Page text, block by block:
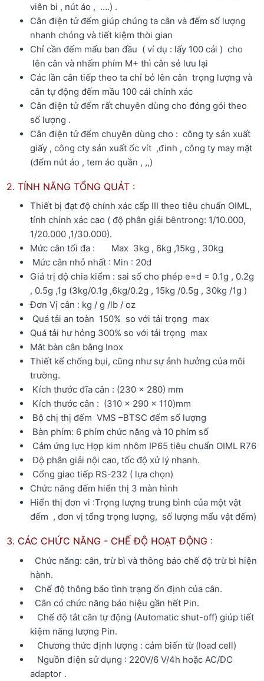
viên bi , nút áo , ….) .
Cân điện tử đếm giúp chúng ta cân và đếm số lượng
nhanh chóng và tiết kiệm thời gian
Chỉ cần đếm mẩu ban đầu ( ví dụ : lấy 100 cái ) cho
lên cân và nhấm phím M+ thì cân sẻ lưu lại
Các lần cân tiếp theo ta chỉ bỏ lên cân trọng lượng và
cân tự động đếm mầu 100 cái chính xác
Cân điện tử đếm rất chuyên dùng cho đóng gói theo
số lượng .
Cân điện tử đếm chuyên dùng cho : công ty sản xuất
giấy , công cty sản xuất ốc vít ,đinh , công ty may mặt
(đếm nút áo , tem áo quần , ,,)
2. TÍNH NĂNG TỔNG QUÁT :
Thiết bị đạt độ chính xác cấp III theo tiêu chuẩn OIML,
tính chính xác cao ( độ phân giải bêntrong: 1/10.000,
1/20.000 ,1/30.000).
Mức cân tối đa : Max 3kg , 6kg ,15kg , 30kg
Mức cân nhỏ nhất : Min : 20d
Giá trị độ chia kiểm : sai số cho phép e=d = 0.1g , 0.2g
, 0.5g ,1g (3kg/0.1g ,6kg/0.2g , 15kg /0.5g , 30kg /1g )
Đơn Vị cân : kg / g /lb / oz
Quá tải an toàn 150% so với tải trọng max
Quá tải hư hỏng 300% so với tải trọng max
Măt bàn cân bằng Inox
Thiết kế chống bụi, cũng như sự ảnh hưởng của môi
trường.
Kích thước đĩa cân : (230 x 280) mm
Kích thước cân : (310 x 290 x 110)mm
Bộ chị thị đếm VMS –BTSC đếm số lượng
Bàn phím: 6 phím chức năng và 10 phím số
Cảm ứng lực Hợp kim nhôm IP65 tiêu chuẩn OIML R76
Độ phân giải nội cao, tốc độ xử lý nhanh.
Cổng giao tiếp RS-232 ( lựa chọn)
Chức năng đếm hiển thị 3 màn hình
Hiển thị đơn vi :Trọng lượng trung bình của một vật
đếm , đơn vị tổng trọng lượng, số lượng mẩu vật đếm)
3. CÁC CHỨC NĂNG - CHẾ ĐỘ HOẠT ĐỘNG :
Chức năng: cân, trừ bì và thông báo chế độ trừ bì hiện
hành.
Chế độ thông báo tình trạng ổn định của cân.
Cân có chức năng báo hiệu gần hết Pin.
Chế độ tắt cân tự động (Automatic shut-off) giúp tiết
kiệm năng lượng Pin.
Chương thức định lượng : cảm biến từ (load cell)
Nguồn điện sử dụng : 220V/6 V/4h hoặc AC/DC
adaptor .